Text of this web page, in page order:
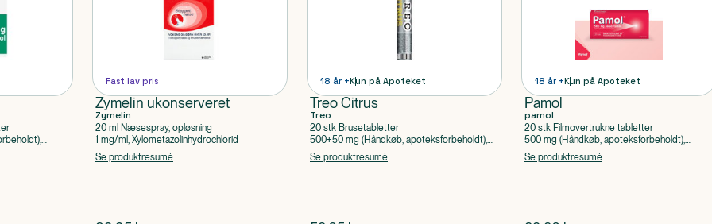
Fast lav pris
Zymelin ukonserveret
Zymelin
20 ml Næsespray, opløsning
1 mg/ml, Xylometazolinhydrochlorid
Se produktresumé
18 år +Kun på Apoteket
Treo Citrus
Treo
20 stk Brusetabletter
500+50 mg (Håndkøb, apoteksforbeholdt),
Acetylsalicylsyre, Caffein
Se produktresumé
18 år +Kun på Apoteket
Pamol
pamol
20 stk Filmovertrukne tabletter
500 mg (Håndkøb, apoteksforbeholdt),
Paracetamol
Se produktresumé